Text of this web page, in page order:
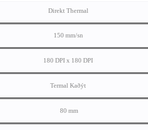
Direkt Thermal
150 mm/sn
180 DPI x 180 DPI
Termal Kaðýt
80 mm